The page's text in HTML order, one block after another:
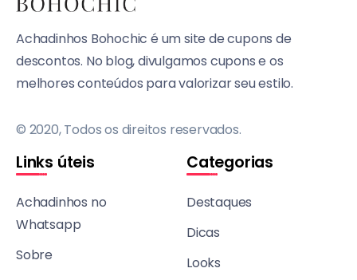
Achadinhos Bohochic é um site de cupons de
descontos. No blog, divulgamos cupons e os
melhores conteúdos para valorizar seu estilo.
© 2020, Todos os direitos reservados.
Links úteis
Achadinhos no
Whatsapp
Sobre
Categorias
Destaques
Dicas
Looks